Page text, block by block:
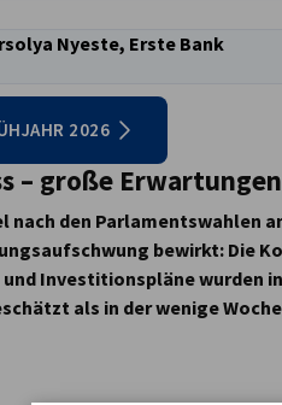
Nyeste, Erste Bank
2026
– große Erwartungen
den Parlamentswahlen
bewirkt: Die
Investitionspläne wurden
als in der wenige